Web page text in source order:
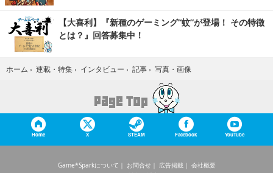
【大喜利】『新種のゲーミング“蚊”が登場！ その特徴
とは？』回答募集中！
ホーム › 連載・特集 › インタビュー › 記事 › 写真・画像
Home X STEAM Facebook YouTube
Game*Sparkについて お問合せ 広告掲載
会社概要